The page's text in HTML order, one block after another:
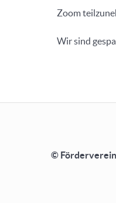
Zoom
Wir sind
© Förderverein